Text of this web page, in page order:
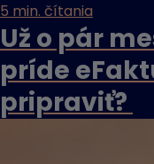
5 min. čítania
Už o pár
príde
pripraviť?